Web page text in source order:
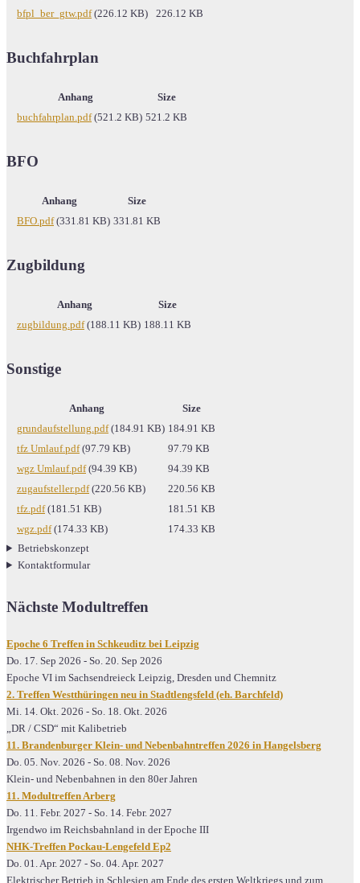
bfpl_ber_gtw.pdf (226.12 KB) 226.12 KB
Buchfahrplan
Anhang
Size
buchfahrplan.pdf (521.2 KB) 521.2 KB
BFO
Anhang
Size
BFO.pdf (331.81 KB) 331.81 KB
Zugbildung
Anhang
Size
zugbildung.pdf (188.11 KB) 188.11 KB
Sonstige
Anhang
Size
grundaufstellung.pdf (184.91 KB) 184.91 KB
tfz Umlauf.pdf (97.79 KB)
97.79 KB
wgz Umlauf.pdf (94.39 KB)
94.39 KB
zugaufsteller.pdf (220.56 KB)
220.56 KB
tfz.pdf (181.51 KB)
181.51 KB
wgz.pdf (174.33 KB)
174.33 KB
Betriebskonzept
Kontaktformular
Nächste Modultreffen
Epoche 6 Treffen in Schkeuditz bei Leipzig
Do. 17. Sep 2026 - So. 20. Sep 2026
Epoche VI im Sachsendreieck Leipzig, Dresden und Chemnitz
2. Treffen Westthüringen neu in Stadtlengsfeld (eh. Barchfeld)
Mi. 14. Okt. 2026 - So. 18. Okt. 2026
„DR / CSD“ mit Kalibetrieb
11. Brandenburger Klein- und Nebenbahntreffen 2026 in Hangelsberg
Do. 05. Nov. 2026 - So. 08. Nov. 2026
Klein- und Nebenbahnen in den 80er Jahren
11. Modultreffen Arberg
Do. 11. Febr. 2027 - So. 14. Febr. 2027
Irgendwo im Reichsbahnland in der Epoche III
NHK-Treffen Pockau-Lengefeld Ep2
Do. 01. Apr. 2027 - So. 04. Apr. 2027
Elektrischer Betrieb in Schlesien am Ende des ersten Weltkriegs und zum